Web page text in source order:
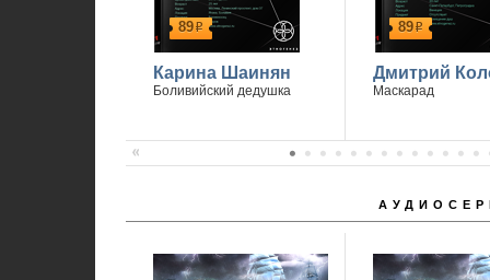
89р
Карина Шаинян
Боливийский дедушка
89р
Дмитрий
Маскарад